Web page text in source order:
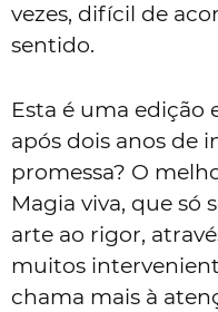
vezes, difícil de
sentido.
Esta é uma edição
após dois anos de
promessa? O
Magia viva, que só
arte ao rigor,
muitos
chama mais à